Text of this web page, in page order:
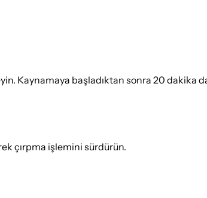
Kaynamaya başladıktan sonra 20 dakika
çırpma işlemini sürdürün.